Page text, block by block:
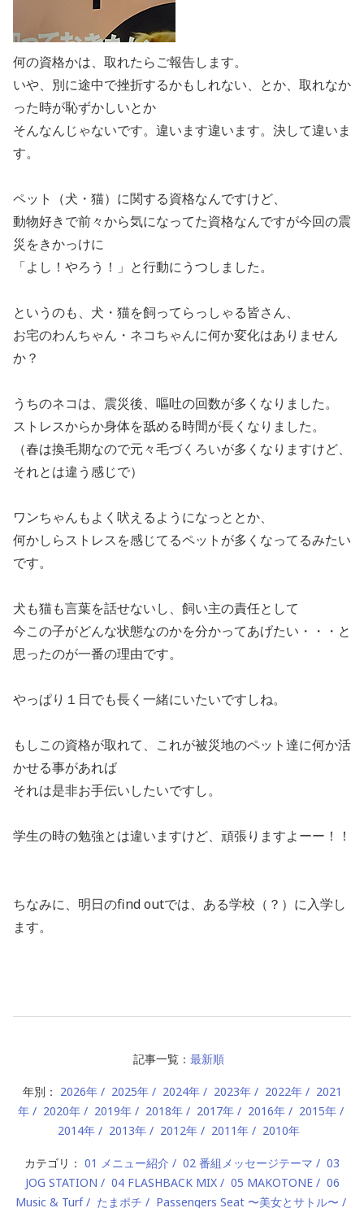
何の資格かは、取れたらご報告します。
いや、別に途中で挫折するかもしれない、とか、取れなか
った時が恥ずかしいとか
そんなんじゃないです。違います違います。決して違いま
す。
ペット（犬・猫）に関する資格なんですけど、
動物好きで前々から気になってた資格なんですが今回の震
災をきかっけに
「よし！やろう！」と行動にうつしました。
というのも、犬・猫を飼ってらっしゃる皆さん、
お宅のわんちゃん・ネコちゃんに何か変化はありません
か？
うちのネコは、震災後、嘔吐の回数が多くなりました。
ストレスからか身体を舐める時間が長くなりました。
（春は換毛期なので元々毛づくろいが多くなりますけど、
それとは違う感じで）
ワンちゃんもよく吠えるようになっととか、
何かしらストレスを感じてるペットが多くなってるみたい
です。
犬も猫も言葉を話せないし、飼い主の責任として
今この子がどんな状態なのかを分かってあげたい・・・と
思ったのが一番の理由です。
やっぱり１日でも長く一緒にいたいですしね。
もしこの資格が取れて、これが被災地のペット達に何か活
かせる事があれば
それは是非お手伝いしたいですし。
学生の時の勉強とは違いますけど、頑張りますよーー！！
ちなみに、明日のfind outでは、ある学校（？）に入学し
ます。
記事一覧： 最新順
年別： 2026年 2025年 2024年 2023年 2022年
2021
年
2020年 2019年 2018年 2017年 2016年
2015年
2014年
2013年 2012年 2011年 2010年
カテゴリ： 01 メニュー紹介 02 番組メッセージテーマ
03
JOG STATION
04 FLASHBACK MIX 05 MAKOTONE
06
Music & Turf
たまポチ Passengers Seat 〜美女とサトル〜